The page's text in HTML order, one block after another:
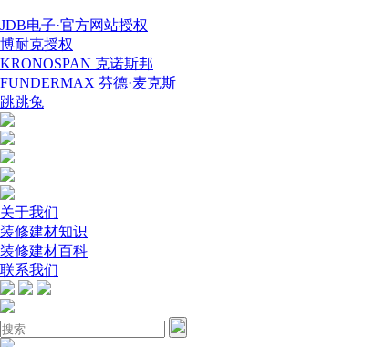
JDB电子·官方网站授权
博耐克授权
KRONOSPAN 克诺斯邦
FUNDERMAX 芬德·麦克斯
跳跳兔
关于我们
装修建材知识
装修建材百科
联系我们